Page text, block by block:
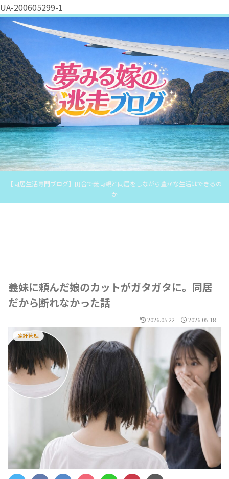
UA-200605299-1
【同居生活専門ブログ】田舎で義両親と同居をしながら豊かな生活はできるの
か
義妹に頼んだ娘のカットがガタガタに。同居
だから断れなかった話
2026.05.22 2026.05.18
家計管理